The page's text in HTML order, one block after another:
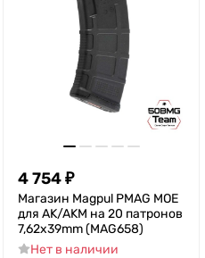
4 754₽
Магазин Magpul PMAG MOE
для AK/AKM на 20 патронов
7,62x39mm (MAG658)
Нет в наличии